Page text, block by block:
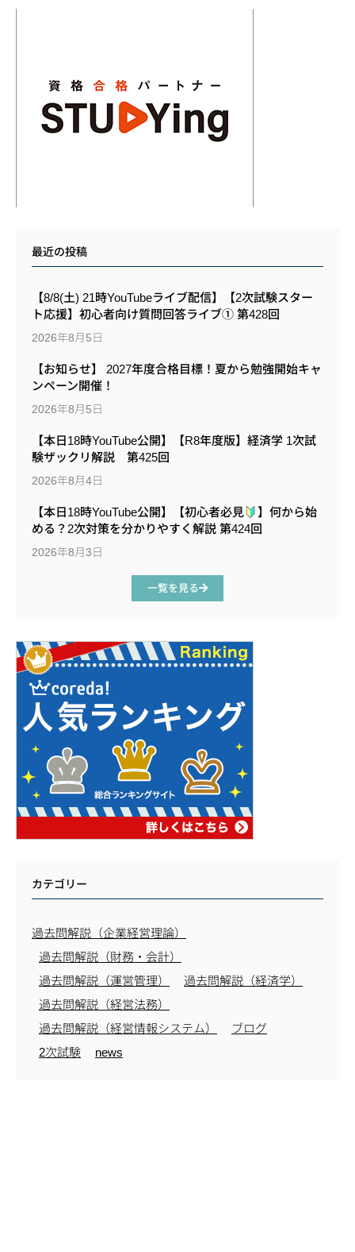
最近の投稿
【8/8(土) 21時YouTubeライブ配信】【2次試験スター
ト応援】初心者向け質問回答ライブ① 第428回
2026年8月5日
【お知らせ】 2027年度合格目標！夏から勉強開始キャ
ンペーン開催！
2026年8月5日
【本日18時YouTube公開】【R8年度版】経済学 1次試
験ザックリ解説 第425回
2026年8月4日
【本日18時YouTube公開】【初心者必見
】何から始
める？2次対策を分かりやすく解説 第424回
2026年8月3日
一覧を見る
カテゴリー
過去問解説（企業経営理論）
過去問解説（財務・会計）
過去問解説（運営管理）
過去問解説（経済学）
過去問解説（経営法務）
過去問解説（経営情報システム）
ブログ
2次試験
news